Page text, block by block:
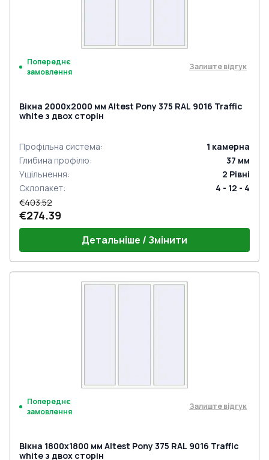
Попереднє
замовлення
Залиште відгук
Вікна 2000x2000 мм Altest Pony 375 RAL 9016 Traffic
white з двох сторін
Профільна система: 1 камерна
Глибина профілю: 37 мм
Ущільнення: 2 Рівні
Склопакет:
4 - 12 - 4
€403.52
€274.39
Детальніше / Змінити
Попереднє
замовлення
Залиште відгук
Вікна 1800x1800 мм Altest Pony 375 RAL 9016 Traffic
white з двох сторін